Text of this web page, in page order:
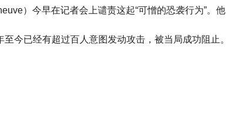
）今早在记者会上谴责这起“可憎的恐袭行为”。他
今已经有超过百人意图发动攻击，被当局成功阻止。